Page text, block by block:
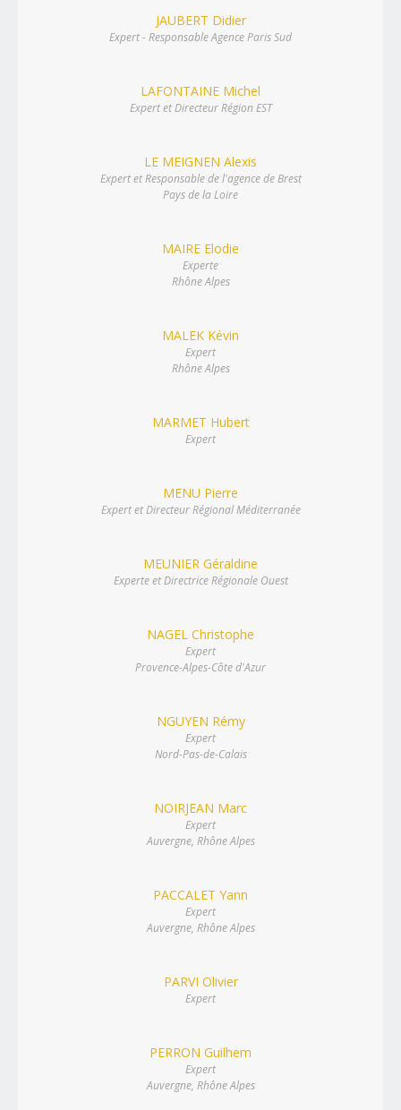
JAUBERT Didier
Expert - Responsable Agence Paris Sud
LAFONTAINE Michel
Expert et Directeur Région EST
LE MEIGNEN Alexis
Expert et Responsable de l'agence de Brest
Pays de la Loire
MAIRE Elodie
Experte
Rhône Alpes
MALEK Kévin
Expert
Rhône Alpes
MARMET Hubert
Expert
MENU Pierre
Expert et Directeur Régional Méditerranée
MEUNIER Géraldine
Experte et Directrice Régionale Ouest
NAGEL Christophe
Expert
Provence-Alpes-Côte d'Azur
NGUYEN Rémy
Expert
Nord-Pas-de-Calais
NOIRJEAN Marc
Expert
Auvergne, Rhône Alpes
PACCALET Yann
Expert
Auvergne, Rhône Alpes
PARVI Olivier
Expert
PERRON Guilhem
Expert
Auvergne, Rhône Alpes